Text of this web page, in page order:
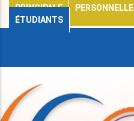
PRINCIPALE
PERSONNELLE
ÉTUDIANTS